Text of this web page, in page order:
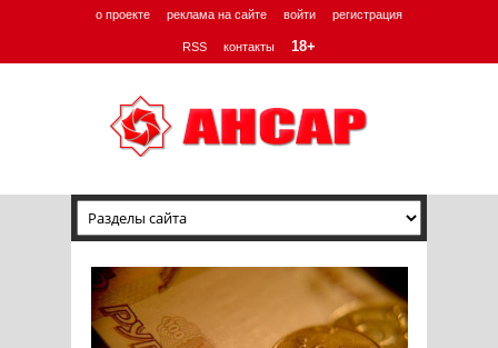
о проекте реклама на сайте войти регистрация
RSS контакты 18+